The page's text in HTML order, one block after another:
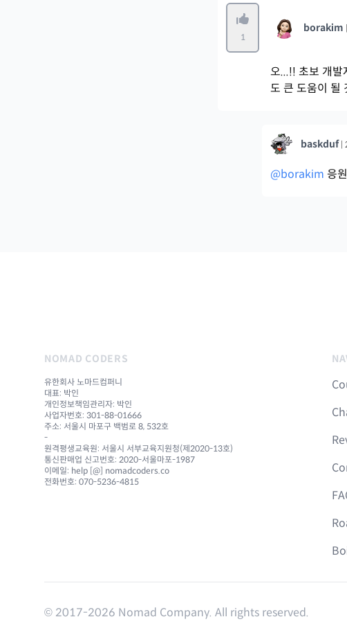
1
borakim |
오...!! 초보 개발
도 큰 도움이 될
baskduf |
@borakim 응
NOMAD CODERS
유한회사 노마드컴퍼니
대표: 박인
개인정보책임관리자: 박인
사업자번호: 301-88-01666
주소: 서울시 마포구 백범로 8, 532호
-
원격평생교육원: 서울시 서부교육지원청(제2020-13호)
통신판매업 신고번호: 2020-서울마포-1987
이메일: help [@] nomadcoders.co
전화번호: 070-5236-4815
© 2017-2026 Nomad Company. All rights reserved.